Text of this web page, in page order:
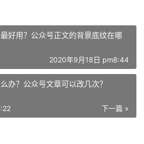
好用？公众号正文的背景底纹在哪
2020年9月18日 pm8:44
办？公众号文章可以改几次？
下一篇 »